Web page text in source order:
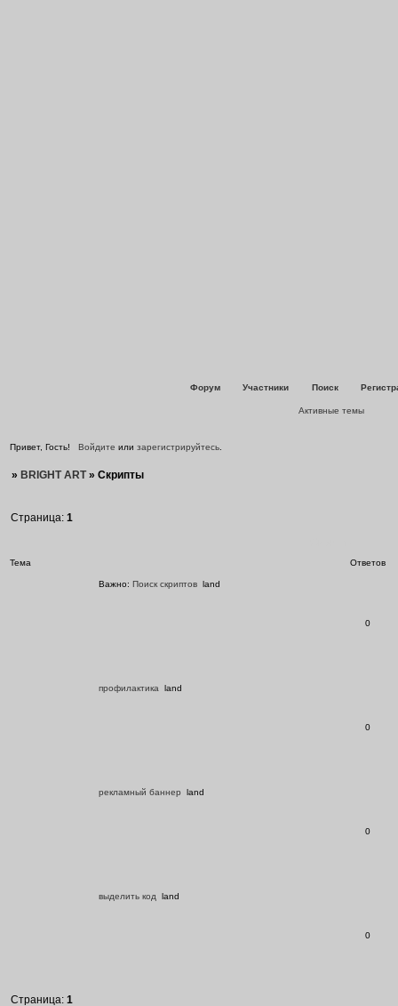
Форум Участники Поиск
Активные темы
Привет, Гость! Войдите или зарегистрируйтесь.
» BRIGHT ART » Скрипты
Страница: 1
Тема Ответов
Важно: Поиск скриптов land
0
профилактика land
0
рекламный баннер land
0
выделить код land
0
Страница: 1